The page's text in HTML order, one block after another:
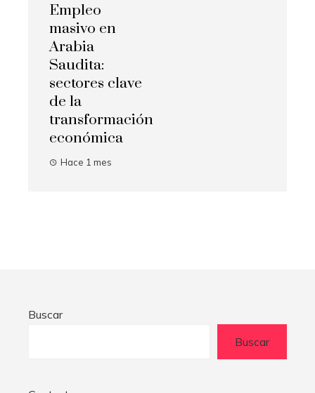
Empleo
masivo en
Arabia
Saudita:
sectores clave
de la
transformación
económica
Hace 1 mes
Buscar
Buscar